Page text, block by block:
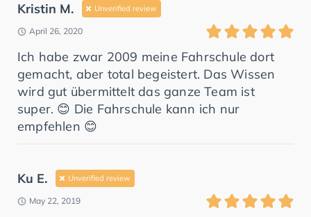
Kristin M. Unverified review
April 26, 2020
Ich habe zwar 2009 meine Fahrschule dort
gemacht, aber total begeistert. Das Wissen
wird gut übermittelt das ganze Team ist
super. 😊 Die Fahrschule kann ich nur
empfehlen 😊
Ku E. Unverified review
May 22, 2019